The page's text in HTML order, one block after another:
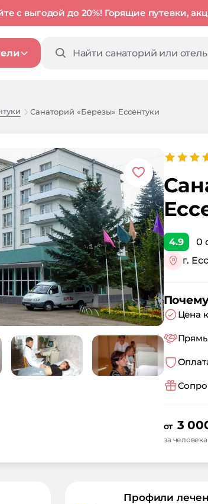
с выгодой до 20%! Горящие путевки,
Санаторий «Березы» Ессентуки
4.9 0
г.
Цена
от 3
за человека
Профили